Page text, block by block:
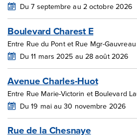
Du 7 septembre au 2 octobre 2026
Boulevard Charest E
Entre Rue du Pont et Rue Mgr-Gauvreau
Du 11 mars 2025 au 28 août 2026
Avenue Charles-Huot
Entre Rue Marie-Victorin et Boulevard
Du 19 mai au 30 novembre 2026
Rue de la Chesnaye